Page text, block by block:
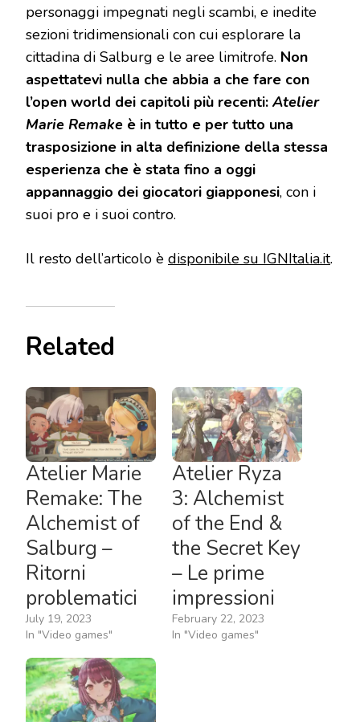
personaggi impegnati negli scambi, e inedite
sezioni tridimensionali con cui esplorare la
cittadina di Salburg e le aree limitrofe. Non
aspettatevi nulla che abbia a che fare con
l’open world dei capitoli più recenti: Atelier
Marie Remake è in tutto e per tutto una
trasposizione in alta definizione della stessa
esperienza che è stata fino a oggi
appannaggio dei giocatori giapponesi, con i
suoi pro e i suoi contro.
Il resto dell’articolo è disponibile su IGNItalia.it.
Related
Atelier Marie
Remake: The
Alchemist of
Salburg –
Ritorni
problematici
July 19, 2023
In "Video games"
Atelier Ryza
3: Alchemist
of the End &
the Secret Key
– Le prime
impressioni
February 22, 2023
In "Video games"